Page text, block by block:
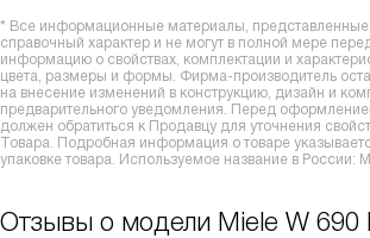
* Все информационные материалы, представленные
справочный характер и не могут в полной мере
информацию о свойствах, комплектации и
цвета, размеры и формы. Фирма-производитель
на внесение изменений в конструкцию, дизайн и
предварительного уведомления. Перед
должен обратиться к Продавцу для уточнения
Товара. Подробная информация о товаре
упаковке товара. Используемое название в России:
Отзывы о модели Miele W 690